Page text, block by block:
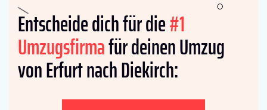
Entscheide dich für die#1
Umzugsfirmafür deinen Umzug
von Erfurt nach Diekirch: